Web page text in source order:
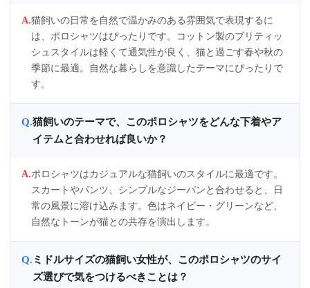
猫飼いの日常を自然で温かみのある雰囲気で表現するに
は、ポロシャツはぴったりです。コットン製のブリティッ
シュスタイルは軽くて通気性が良く、猫と過ごす春や秋の
季節に最適。自然な暮らしを意識したテーマにぴったりで
す。
猫飼いのテーマで、このポロシャツをどんな下着やア
イテムと合わせれば良いか？
ポロシャツはカジュアルな猫飼いのスタイルに最適です。
スカートやパンツ、シンプルなジーパンと合わせると、日
常の風景に溶け込みます。色はネイビー・グリーンなど、
自然なトーンが猫との共存を演出します。
ミドルサイズの猫飼い女性が、このポロシャツのサイ
ズ選びで気をつけるべきことは？